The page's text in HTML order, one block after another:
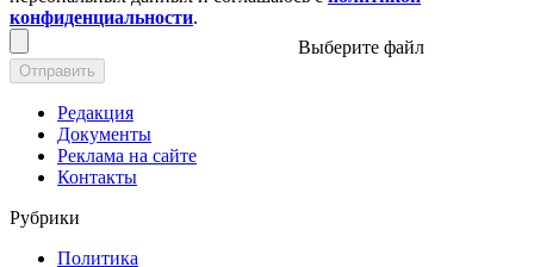
конфиденциальности.
Выберите файл
Отправить
Редакция
Документы
Реклама на сайте
Контакты
Рубрики
Политика